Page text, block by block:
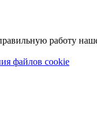
работу
файлов cookie